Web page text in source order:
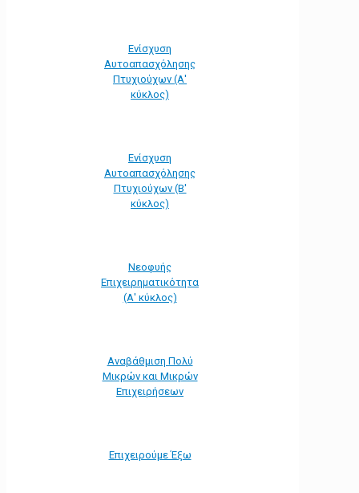
Ενίσχυση
Αυτοαπασχόλησης
Πτυχιούχων (Α'
κύκλος)
Ενίσχυση
Αυτοαπασχόλησης
Πτυχιούχων (Β'
κύκλος)
Νεοφυής
Επιχειρηματικότητα
(Α' κύκλος)
Αναβάθμιση Πολύ
Μικρών και Μικρών
Επιχειρήσεων
Επιχειρούμε Έξω